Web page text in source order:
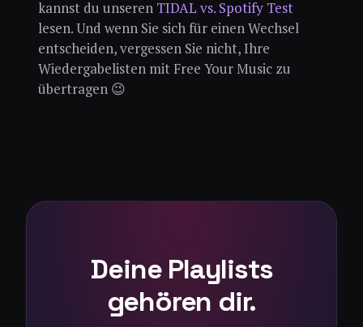
kannst du unseren TIDAL vs. Spotify Test
lesen. Und wenn Sie sich für einen Wechsel
entscheiden, vergessen Sie nicht, Ihre
Wiedergabelisten mit Free Your Music zu
übertragen 😉
Deine Playlists
gehören dir.